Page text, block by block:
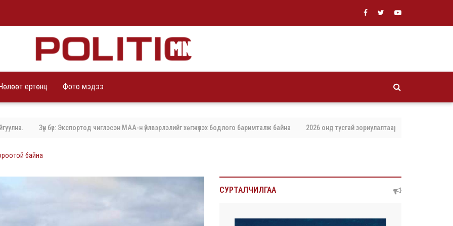
ертөнц Фото мэдээ
Зүүн бүс: Экспортод чиглэсэн МАА-н үйлвэрлэлийг хөгжүүлэх бодлого баримталж байна 2026 онд тусгай зориулалтаар агнах, барих амьтны
байна
СУРТАЛЧИЛГАА